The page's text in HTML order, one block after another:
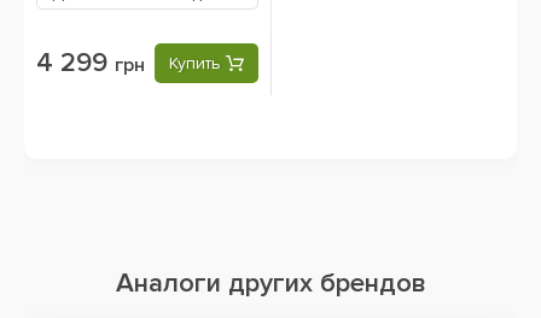
4 299 грн Купить
Аналоги других брендов